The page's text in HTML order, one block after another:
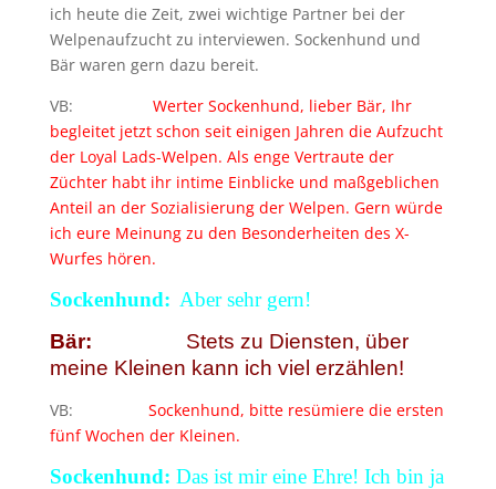
ich heute die Zeit, zwei wichtige Partner bei der
Welpenaufzucht zu interviewen. Sockenhund und
Bär waren gern dazu bereit.
VB:
Werter Sockenhund, lieber Bär, Ihr
begleitet jetzt schon seit einigen Jahren die Aufzucht
der Loyal Lads-Welpen. Als enge Vertraute der
Züchter habt ihr intime Einblicke und maßgeblichen
Anteil an der Sozialisierung der Welpen. Gern würde
ich eure Meinung zu den Besonderheiten des X-
Wurfes hören.
Sockenhund: Aber sehr gern!
Bär:
Stets zu Diensten, über
meine Kleinen kann ich viel erzählen!
VB:
Sockenhund, bitte resümiere die ersten
fünf Wochen der Kleinen.
Sockenhund: Das ist mir eine Ehre! Ich bin ja